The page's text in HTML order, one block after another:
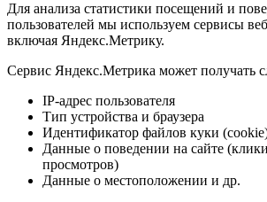
Для анализа статистики посещений и
пользователей мы используем сервисы
включая Яндекс.Метрику.
Сервис Яндекс.Метрика может получать
IP-адрес пользователя
Тип устройства и браузера
Идентификатор файлов куки
Данные о поведении на сайте
просмотров)
Данные о местоположении и др.